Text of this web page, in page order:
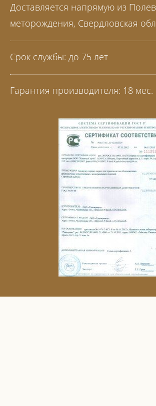
Доставляется напрямую из
меторождения, Свердловская
Срок службы: до 75 лет
Гарантия производителя: 18 мес.